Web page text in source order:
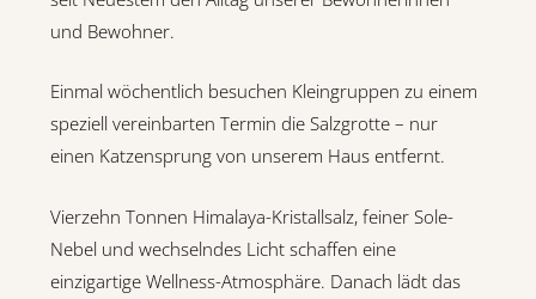
und Bewohner.
Einmal wöchentlich besuchen Kleingruppen zu einem
speziell vereinbarten Termin die Salzgrotte – nur
einen Katzensprung von unserem Haus entfernt.
Vierzehn Tonnen Himalaya-Kristallsalz, feiner Sole-
Nebel und wechselndes Licht schaffen eine
einzigartige Wellness-Atmosphäre. Danach lädt das